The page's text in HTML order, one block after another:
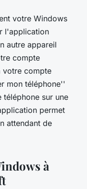
votre Windows
l'application
autre appareil
compte
votre compte
mon téléphone''
sur une
permet
attendant de
à